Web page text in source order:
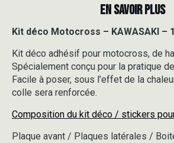
110
-
KR16
EN SAVOIR PLUS
Kit déco Motocross – KAWASAKI –
Kit déco adhésif pour motocross, de
Spécialement conçu pour la pratique
Facile à poser, sous l’effet de la
colle sera renforcée.
Composition du kit déco / stickers
Plaque avant / Plaques latérales /